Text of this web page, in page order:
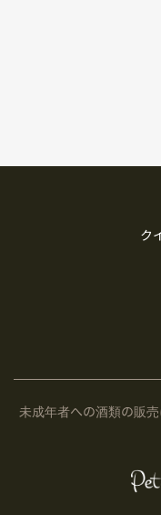
ク
未成年者への酒類の販